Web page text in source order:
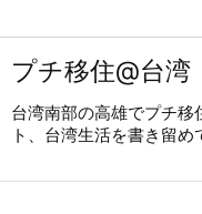
プチ移住@台湾
台湾南部の高雄でプチ移
ト、台湾生活を書き留め